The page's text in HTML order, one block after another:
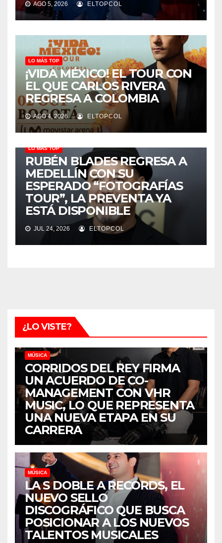
AGO 5, 2026 ELTOPCOL
LO MÁS TOP
¡VIDA MÉXICO! EL TOUR CON
EL QUE CARLOS RIVERA
REGRESA A COLOMBIA
AGO 4, 2026 ELTOPCOL
LO MÁS TOP
RUBÉN BLADES REGRESA A
MEDELLÍN CON SU
ESPERADO “FOTOGRAFÍAS
TOUR”, LA PREVENTA YA
ESTÁ DISPONIBLE
JUL 24, 2026 ELTOPCOL
¿LO VISTE?
MÚSICA
CORRIDOS DEL REY FIRMA
UN ACUERDO DE CO-
MANAGEMENT CON VHR
MUSIC, LO QUE REPRESENTA
UNA NUEVA ETAPA EN SU
CARRERA
MÚSICA
LA S DOBLE A RECORDS, EL
NUEVO SELLO
DISCOGRÁFICO QUE BUSCA
POSICIONAR A LOS NUEVOS
TALENTOS MUSICALES